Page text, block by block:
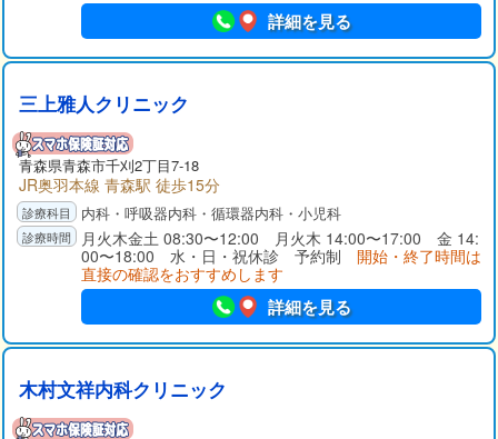
詳細を見る
三上雅人クリニック
青森県青森市千刈2丁目7-18
JR奥羽本線 青森駅 徒歩15分
内科・呼吸器内科・循環器内科・小児科
月火木金土 08:30〜12:00 月火木 14:00〜17:00 金 14:
00〜18:00 水・日・祝休診 予約制 開始・終了時間は
直接の確認をおすすめします
詳細を見る
木村文祥内科クリニック